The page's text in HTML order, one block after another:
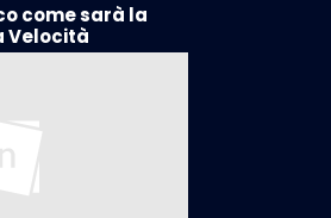
come sarà la
Velocità